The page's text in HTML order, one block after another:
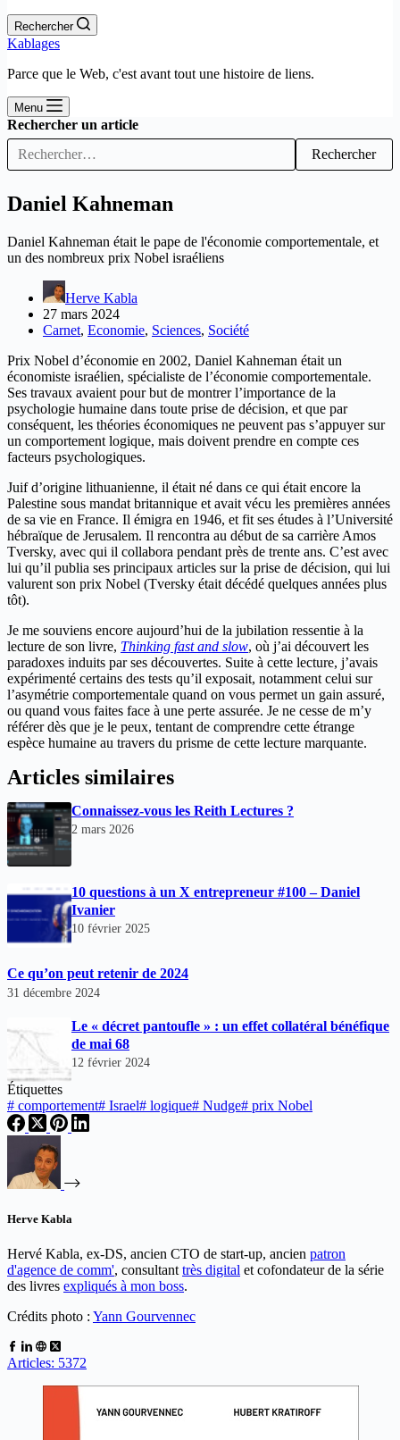
Rechercher
Kablages
Parce que le Web, c'est avant tout une histoire de liens.
Menu
Rechercher un article
Rechercher
Daniel Kahneman
Daniel Kahneman était le pape de l'économie comportementale, et
un des nombreux prix Nobel israéliens
Herve Kabla
27 mars 2024
Carnet, Economie, Sciences, Société
Prix Nobel d’économie en 2002, Daniel Kahneman était un
économiste israélien, spécialiste de l’économie comportementale.
Ses travaux avaient pour but de montrer l’importance de la
psychologie humaine dans toute prise de décision, et que par
conséquent, les théories économiques ne peuvent pas s’appuyer sur
un comportement logique, mais doivent prendre en compte ces
facteurs psychologiques.
Juif d’origine lithuanienne, il était né dans ce qui était encore la
Palestine sous mandat britannique et avait vécu les premières années
de sa vie en France. Il émigra en 1946, et fit ses études à l’Université
hébraïque de Jerusalem. Il rencontra au début de sa carrière Amos
Tversky, avec qui il collabora pendant près de trente ans. C’est avec
lui qu’il publia ses principaux articles sur la prise de décision, qui lui
valurent son prix Nobel (Tversky était décédé quelques années plus
tôt).
Je me souviens encore aujourd’hui de la jubilation ressentie à la
lecture de son livre, Thinking fast and slow, où j’ai découvert les
paradoxes induits par ses découvertes. Suite à cette lecture, j’avais
expérimenté certains des tests qu’il exposait, notamment celui sur
l’asymétrie comportementale quand on vous permet un gain assuré,
ou quand vous faites face à une perte assurée. Je ne cesse de m’y
référer dès que je le peux, tentant de comprendre cette étrange
espèce humaine au travers du prisme de cette lecture marquante.
Articles similaires
Connaissez-vous les Reith Lectures ?
2 mars 2026
10 questions à un X entrepreneur #100 – Daniel
Ivanier
10 février 2025
Ce qu’on peut retenir de 2024
31 décembre 2024
Le « décret pantoufle » : un effet collatéral bénéfique
de mai 68
12 février 2024
Étiquettes
# comportement# Israel# logique# Nudge# prix Nobel
Herve Kabla
Hervé Kabla, ex-DS, ancien CTO de start-up, ancien patron
d'agence de comm', consultant très digital et cofondateur de la série
des livres expliqués à mon boss.
Crédits photo : Yann Gourvennec
Articles: 5372